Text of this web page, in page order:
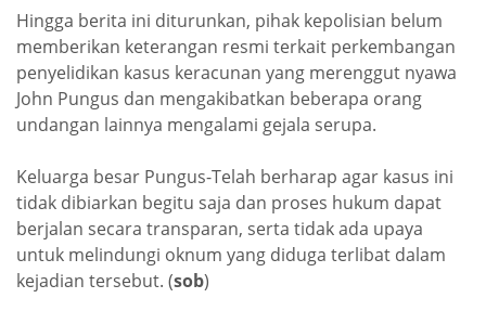
Hingga berita ini diturunkan, pihak kepolisian belum
memberikan keterangan resmi terkait perkembangan
penyelidikan kasus keracunan yang merenggut nyawa
John Pungus dan mengakibatkan beberapa orang
undangan lainnya mengalami gejala serupa.
Keluarga besar Pungus-Telah berharap agar kasus ini
tidak dibiarkan begitu saja dan proses hukum dapat
berjalan secara transparan, serta tidak ada upaya
untuk melindungi oknum yang diduga terlibat dalam
kejadian tersebut. (sob)